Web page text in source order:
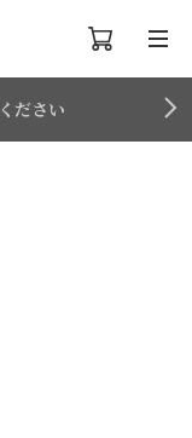
ださい